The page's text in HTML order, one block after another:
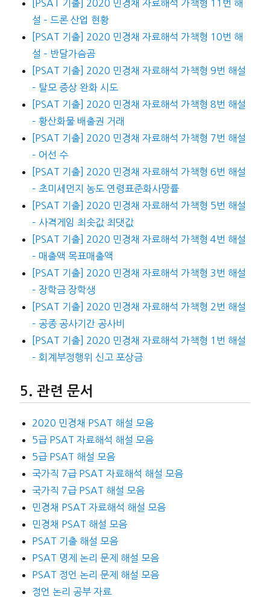
[PSAT 기출] 2020 민경채 자료해석 가책형 11번 해
설 – 드론 산업 현황
[PSAT 기출] 2020 민경채 자료해석 가책형 10번 해
설 – 반달가슴곰
[PSAT 기출] 2020 민경채 자료해석 가책형 9번 해설
– 탈모 증상 완화 시도
[PSAT 기출] 2020 민경채 자료해석 가책형 8번 해설
– 황산화물 배출권 거래
[PSAT 기출] 2020 민경채 자료해석 가책형 7번 해설
– 어선 수
[PSAT 기출] 2020 민경채 자료해석 가책형 6번 해설
– 초미세먼지 농도 연령표준화사망률
[PSAT 기출] 2020 민경채 자료해석 가책형 5번 해설
– 사격게임 최솟값 최댓값
[PSAT 기출] 2020 민경채 자료해석 가책형 4번 해설
– 매출액 목표매출액
[PSAT 기출] 2020 민경채 자료해석 가책형 3번 해설
– 장학금 장학생
[PSAT 기출] 2020 민경채 자료해석 가책형 2번 해설
– 공종 공사기간 공사비
[PSAT 기출] 2020 민경채 자료해석 가책형 1번 해설
– 회계부정행위 신고 포상금
관련 문서
2020 민경채 PSAT 해설 모음
5급 PSAT 자료해석 해설 모음
5급 PSAT 해설 모음
국가직 7급 PSAT 자료해석 해설 모음
국가직 7급 PSAT 해설 모음
민경채 PSAT 자료해석 해설 모음
민경채 PSAT 해설 모음
PSAT 기출 해설 모음
PSAT 명제 논리 문제 해설 모음
PSAT 정언 논리 문제 해설 모음
정언 논리 공부 자료